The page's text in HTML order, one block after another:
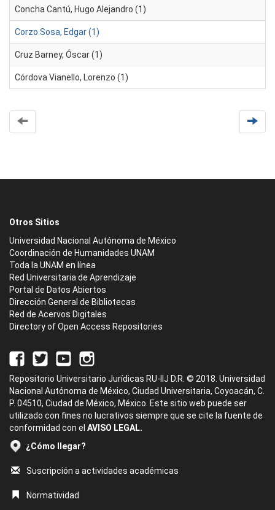
Concha Cantú, Hugo Alejandro (1)
Corzo Sosa, Edgar (1)
Cruz Barney, Óscar (1)
Córdova Vianello, Lorenzo (1)
Otros Sitios
Universidad Nacional Autónoma de México
Coordinación de Humanidades UNAM
Toda la UNAM en línea
Red Universitaria de Aprendizaje
Portal de Datos Abiertos
Dirección General de Bibliotecas
Red de Acervos Digitales
Directory of Open Access Repositories
Repositorio Universitario Jurídicas RU-IIJ D.R. © 2018. Universidad
Nacional Autónoma de México, Ciudad Universitaria, Coyoacán, C.
P. 04510, Ciudad de México, México. Este sitio web puede ser
utilizado con fines no lucrativos siempre que se cite la fuente de
conformidad con el AVISO LEGAL.
¿Cómo llegar?
Suscripción a actividades académicas
Normatividad